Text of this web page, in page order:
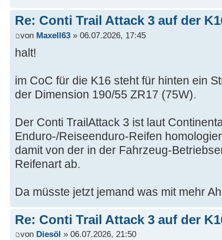
Re: Conti Trail Attack 3 auf der
von Maxell63 » 06.07.2026, 17:45
halt!
im CoC für die K16 steht für hinten ein
der Dimension 190/55 ZR17 (75W).
Der Conti TrailAttack 3 ist laut
Enduro-/Reiseenduro-Reifen
damit von der in der Fahrzeug-
Reifenart ab.
Da müsste jetzt jemand was mit mehr
Re: Conti Trail Attack 3 auf der
von Diesöl » 06.07.2026, 21:50